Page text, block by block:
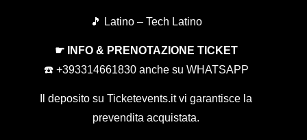
🎵 Latino – Tech Latino
☛ INFO & PRENOTAZIONE TICKET
☎️ +393314661830 anche su WHATSAPP
Il deposito su Ticketevents.itvi garantisce la
prevendita acquistata.